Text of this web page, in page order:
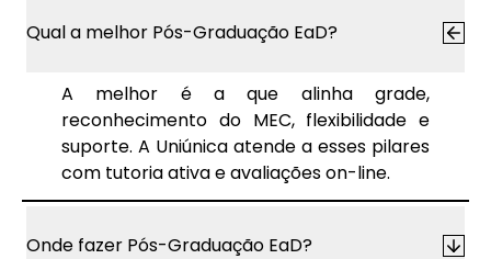
Qual a melhor Pós-Graduação EaD?
A melhor é a que alinha grade,
reconhecimento do MEC, flexibilidade e
suporte. A Uniúnica atende a esses pilares
com tutoria ativa e avaliações on-line.
Onde fazer Pós-Graduação EaD?